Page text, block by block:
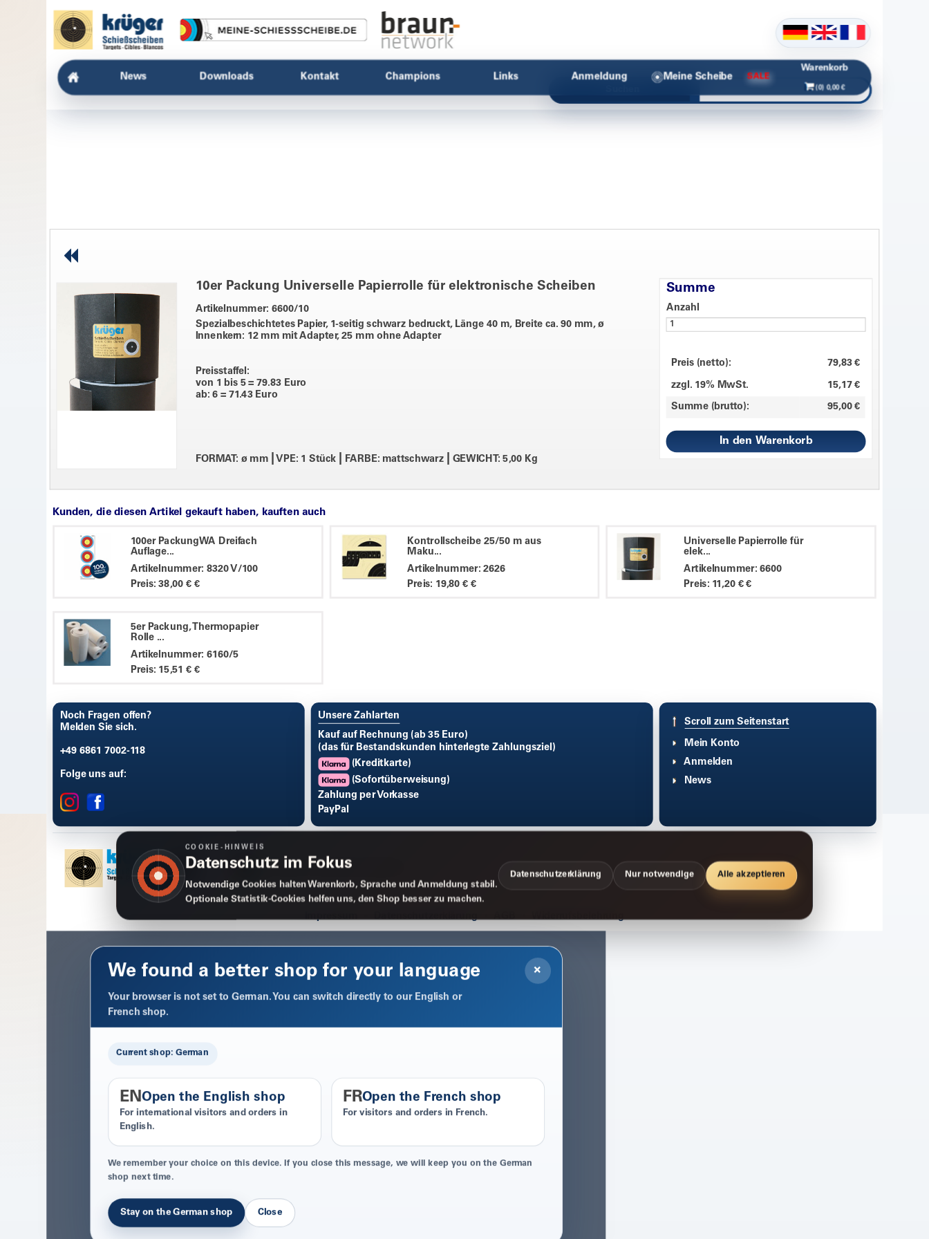
News Downloads Kontakt Champions Links Anmeldung Meine Scheibe SALE
Warenkorb
(0) 0,00 €
10er Packung Universelle Papierrolle für elektronische Scheiben
Artikelnummer: 6600/10
Spezialbeschichtetes Papier, 1-seitig schwarz bedruckt, Länge 40 m, Breite ca. 90 mm, ø
Innenkern: 12 mm mit Adapter, 25 mm ohne Adapter
Preisstaffel:
von 1 bis 5 = 79.83 Euro
ab: 6 = 71.43 Euro
FORMAT: ø mm VPE: 1 Stück FARBE: mattschwarz GEWICHT: 5,00 Kg
Summe
Anzahl
Preis (netto): 79,83 €
zzgl. 19% MwSt. 15,17 €
Summe (brutto): 95,00 €
Kunden, die diesen Artikel gekauft haben, kauften auch
100er PackungWA Dreifach
Auflage...
Artikelnummer: 8320 V/100
Preis: 38,00 € €
Kontrollscheibe 25/50 m aus
Maku...
Artikelnummer: 2626
Preis: 19,80 € €
Universelle Papierrolle für
elek...
Artikelnummer: 6600
Preis: 11,20 € €
5er Packung, Thermopapier
Rolle ...
Artikelnummer: 6160/5
Preis: 15,51 € €
Noch Fragen offen?
Melden Sie sich.
+49 6861 7002-118
Folge uns auf:
Unsere Zahlarten
Kauf auf Rechnung (ab 35 Euro)
(das für Bestandskunden hinterlegte Zahlungsziel)
(Kreditkarte)
(Sofortüberweisung)
Zahlung per Vorkasse
PayPal
Scroll zum Seitenstart
Mein Konto
Anmelden
News
Impressum Datenschutzerklärung AGB Widerrufsbelehrung
×
We found a better shop for your language
Your browser is not set to German. You can switch directly to our English or
French shop.
Current shop: German
ENOpen the English shop
For international visitors and orders in
English.
FROpen the French shop
For visitors and orders in French.
We remember your choice on this device. If you close this message, we will keep you on the German
shop next time.
Stay on the German shop Close
COOKIE-HINWEIS
Datenschutz im Fokus
Notwendige Cookies halten Warenkorb, Sprache und Anmeldung stabil.
Optionale Statistik-Cookies helfen uns, den Shop besser zu machen.
Datenschutzerklärung Nur notwendige Alle akzeptieren